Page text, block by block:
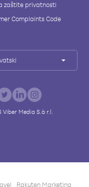
zaštite privatnosti
Complaints Code
Viber Media S.à r.l.
Rakuten Marketing